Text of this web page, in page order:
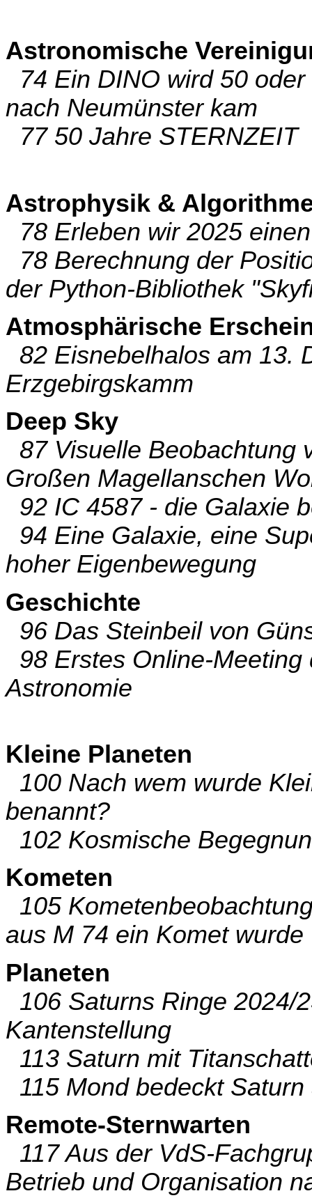
Astronomische
74 Ein DINO wird 50
nach Neumünster kam
77 50 Jahre STERNZEIT
Astrophysik &
78 Erleben wir 2025
78 Berechnung der
der Python-Bibliothek
Atmosphärische
82 Eisnebelhalos am 13.
Erzgebirgskamm
Deep Sky
87 Visuelle Beobachtung
Großen Magellanschen
92 IC 4587 - die Galaxie
94 Eine Galaxie, eine
hoher Eigenbewegung
Geschichte
96 Das Steinbeil von
98 Erstes Online-
Astronomie
Kleine Planeten
100 Nach wem wurde
benannt?
102 Kosmische
Kometen
105
aus M 74 ein Komet wurde
Planeten
106 Saturns Ringe 2024/
Kantenstellung
113 Saturn mit
115 Mond bedeckt
Remote-Sternwarten
117 Aus der VdS-
Betrieb und Organisation